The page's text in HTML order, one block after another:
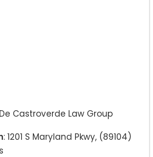
Castroverde Law Group
: 1201 S Maryland Pkwy, (89104)